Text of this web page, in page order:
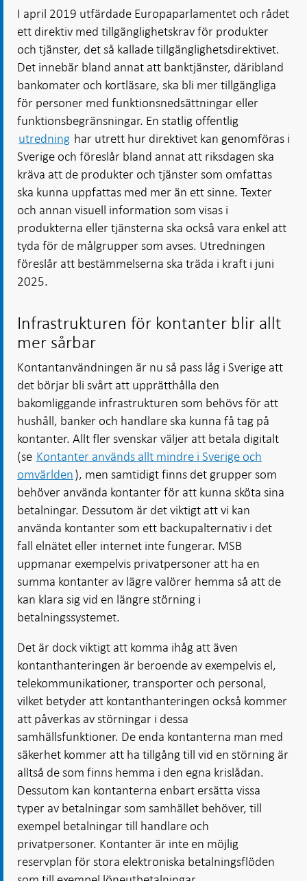
I april 2019 utfärdade Europaparlamentet och rådet
ett direktiv med tillgänglighetskrav för produkter
och tjänster, det så kallade tillgänglighetsdirektivet.
Det innebär bland annat att banktjänster, däribland
bankomater och kortläsare, ska bli mer tillgängliga
för personer med funktionsnedsättningar eller
funktionsbegränsningar. En statlig offentlig
utredning har utrett hur direktivet kan genomföras i
Sverige och föreslår bland annat att riksdagen ska
kräva att de produkter och tjänster som omfattas
ska kunna uppfattas med mer än ett sinne. Texter
och annan visuell information som visas i
produkterna eller tjänsterna ska också vara enkel att
tyda för de målgrupper som avses. Utredningen
föreslår att bestämmelserna ska träda i kraft i juni
2025.
Infrastrukturen för kontanter blir allt
mer sårbar
Kontantanvändningen är nu så pass låg i Sverige att
det börjar bli svårt att upprätthålla den
bakomliggande infrastrukturen som behövs för att
hushåll, banker och handlare ska kunna få tag på
kontanter. Allt fler svenskar väljer att betala digitalt
(se Kontanter används allt mindre i Sverige och
omvärlden), men samtidigt finns det grupper som
behöver använda kontanter för att kunna sköta sina
betalningar. Dessutom är det viktigt att vi kan
använda kontanter som ett backupalternativ i det
fall elnätet eller internet inte fungerar. MSB
uppmanar exempelvis privatpersoner att ha en
summa kontanter av lägre valörer hemma så att de
kan klara sig vid en längre störning i
betalningssystemet.
Det är dock viktigt att komma ihåg att även
kontanthanteringen är beroende av exempelvis el,
telekommunikationer, transporter och personal,
vilket betyder att kontanthanteringen också kommer
att påverkas av störningar i dessa
samhällsfunktioner. De enda kontanterna man med
säkerhet kommer att ha tillgång till vid en störning är
alltså de som finns hemma i den egna krislådan.
Dessutom kan kontanterna enbart ersätta vissa
typer av betalningar som samhället behöver, till
exempel betalningar till handlare och
privatpersoner. Kontanter är inte en möjlig
reservplan för stora elektroniska betalningsflöden